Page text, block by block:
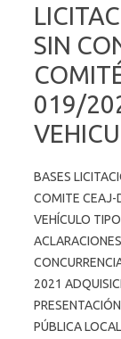
SIN
019/
BASES
COMITE CEAJ-
VEHÍCULO
2021
PÚBLICA